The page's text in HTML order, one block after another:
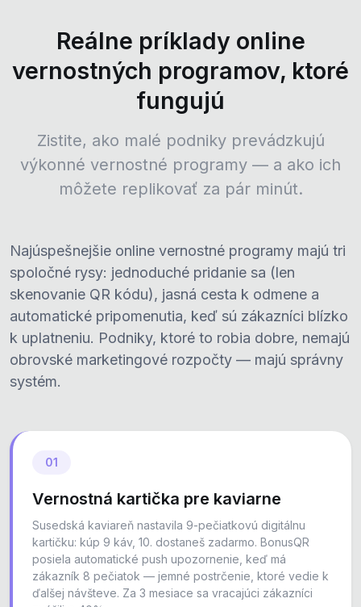
Reálne príklady online
vernostných programov, ktoré
fungujú
Zistite, ako malé podniky prevádzkujú
výkonné vernostné programy — a ako ich
môžete replikovať za pár minút.
Najúspešnejšie online vernostné programy majú tri
spoločné rysy: jednoduché pridanie sa (len
skenovanie QR kódu), jasná cesta k odmene a
automatické pripomenutia, keď sú zákazníci blízko
k uplatneniu. Podniky, ktoré to robia dobre, nemajú
obrovské marketingové rozpočty — majú správny
systém.
01
Vernostná kartička pre kaviarne
Susedská kaviareň nastavila 9-pečiatkovú digitálnu
kartičku: kúp 9 káv, 10. dostaneš zadarmo. BonusQR
posiela automatické push upozornenie, keď má
zákazník 8 pečiatok — jemné postrčenie, ktoré vedie k
ďalšej návšteve. Za 3 mesiace sa vracajúci zákazníci